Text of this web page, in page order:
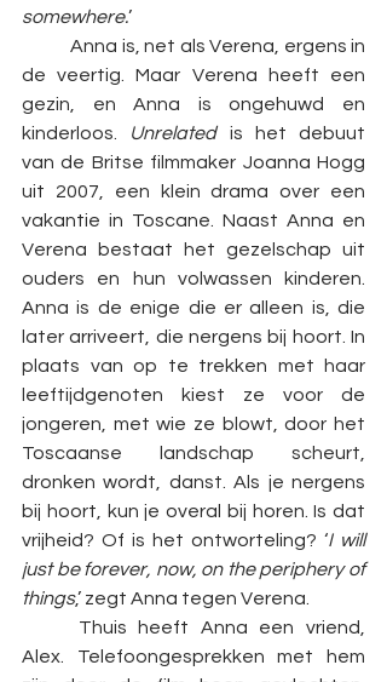
somewhere.’
	Anna is, net als Verena, ergens in
de veertig. Maar Verena heeft een
gezin, en Anna is ongehuwd en
kinderloos.
Unrelated is het debuut
van de Britse filmmaker Joanna Hogg
uit 2007, een klein drama over een
vakantie in Toscane. Naast Anna en
Verena bestaat het gezelschap uit
ouders en hun volwassen kinderen.
Anna is de enige die er alleen is, die
later arriveert, die nergens bij hoort. In
plaats van op te trekken met haar
leeftijdgenoten kiest ze voor de
jongeren, met wie ze blowt, door het
Toscaanse landschap scheurt,
dronken wordt, danst. Als je nergens
bij hoort, kun je overal bij horen. Is dat
vrijheid? Of is het ontworteling? ‘I will
just be forever, now, on the periphery of
things,’ zegt Anna tegen Verena.
Alex. Telefoongesprekken met hem